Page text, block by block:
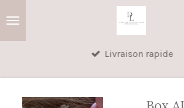
Livraison rapide